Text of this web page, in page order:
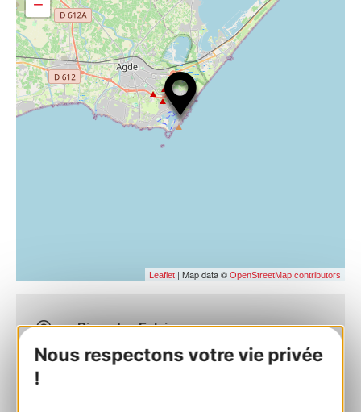
Nous respectons votre vie privée
!
−
Leaflet | Map data © OpenStreetMap contributors
Pizza des Falaises
4 rue de la FalaiseLE CAP D’AGDE 34300
AGDE